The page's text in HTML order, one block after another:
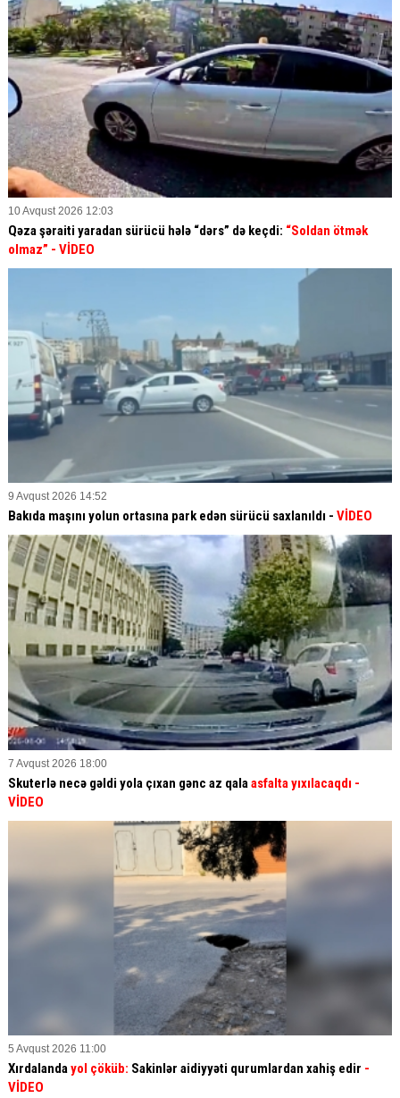
10 Avqust 2026 12:03
Qəza şəraiti yaradan sürücü hələ “dərs” də keçdi: “Soldan ötmək
olmaz” - VİDEO
9 Avqust 2026 14:52
Bakıda maşını yolun ortasına park edən sürücü saxlanıldı - VİDEO
7 Avqust 2026 18:00
Skuterlə necə gəldi yola çıxan gənc az qalaasfalta yıxılacaqdı -
VİDEO
5 Avqust 2026 11:00
Xırdalandayol çöküb: Sakinlər aidiyyəti qurumlardan xahiş edir -
VİDEO